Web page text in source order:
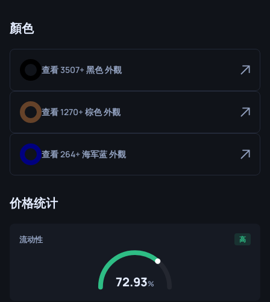
顏色
查看 3507+ 黑色 外觀
查看 1270+ 棕色 外觀
查看 264+ 海军蓝 外觀
价格统计
流动性 高
72.93%